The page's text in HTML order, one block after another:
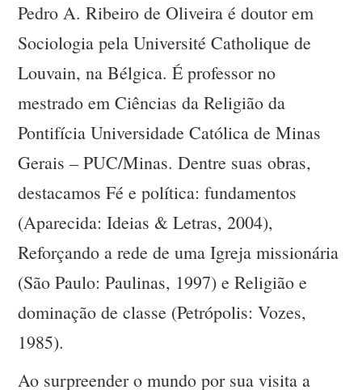
Pedro A. Ribeiro de Oliveira é doutor em
Sociologia pela Université Catholique de
Louvain, na Bélgica. É professor no
mestrado em Ciências da Religião da
Pontifícia Universidade Católica de Minas
Gerais – PUC/Minas. Dentre suas obras,
destacamos Fé e política: fundamentos
(Aparecida: Ideias & Letras, 2004),
Reforçando a rede de uma Igreja missionária
(São Paulo: Paulinas, 1997) e Religião e
dominação de classe (Petrópolis: Vozes,
1985).
Ao surpreender o mundo por sua visita a